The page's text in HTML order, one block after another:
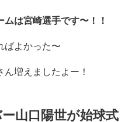
は宮崎選手です〜！！
ばよかった〜
増えましたよー！
山口陽世が始球式